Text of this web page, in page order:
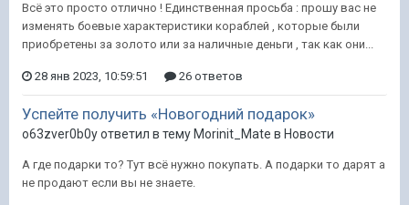
Всё это просто отлично ! Единственная просьба : прошу вас не
изменять боевые характеристики кораблей , которые были
приобретены за золото или за наличные деньги , так как они...
28 янв 2023, 10:59:51 26 ответов
Успейте получить «Новогодний подарок»
o63zver0b0y ответил в тему Morinit_Mate в Новости
А где подарки то? Тут всё нужно покупать. А подарки то дарят а
не продают если вы не знаете.